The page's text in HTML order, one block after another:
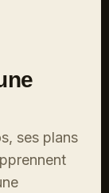
ses plans